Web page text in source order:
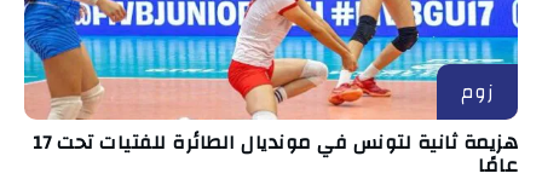
زوم
هزيمة ثانية لتونس في مونديال الطائرة للفتيات تحت 17
عامًا